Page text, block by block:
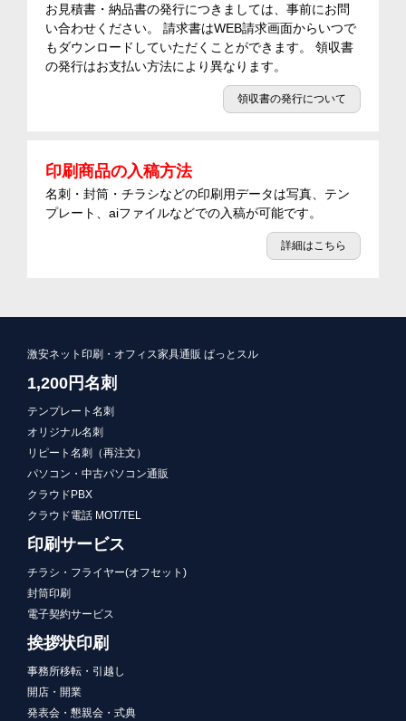
お見積書・納品書の発行につきましては、事前にお問
い合わせください。 請求書はWEB請求画面からいつで
もダウンロードしていただくことができます。 領収書
の発行はお支払い方法により異なります。
領収書の発行について
印刷商品の入稿方法
名刺・封筒・チラシなどの印刷用データは写真、テン
プレート、aiファイルなどでの入稿が可能です。
詳細はこちら
激安ネット印刷・オフィス家具通販 ぱっとスル
1,200円名刺
テンプレート名刺
オリジナル名刺
リピート名刺（再注文）
パソコン・中古パソコン通販
クラウドPBX
クラウド電話 MOT/TEL
印刷サービス
チラシ・フライヤー(オフセット)
封筒印刷
電子契約サービス
挨拶状印刷
事務所移転・引越し
開店・開業
発表会・懇親会・式典